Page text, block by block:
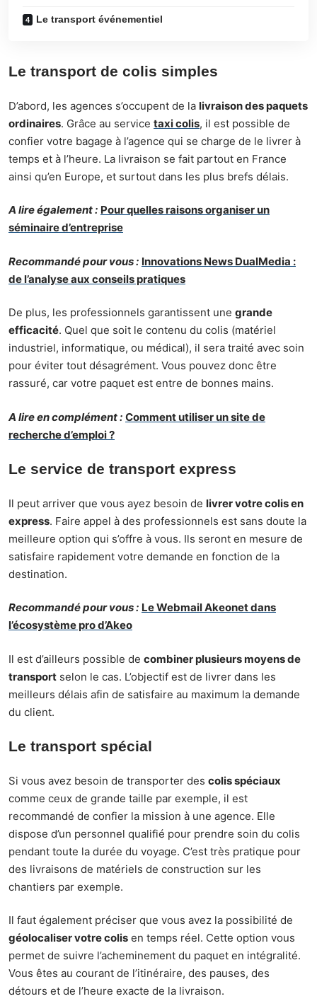
Le transport événementiel
Le transport de colis simples
D’abord, les agences s’occupent de la livraison des paquets
ordinaires. Grâce au service taxi colis, il est possible de
confier votre bagage à l’agence qui se charge de le livrer à
temps et à l’heure. La livraison se fait partout en France
ainsi qu’en Europe, et surtout dans les plus brefs délais.
A lire également : Pour quelles raisons organiser un
séminaire d’entreprise
Recommandé pour vous : Innovations News DualMedia :
de l’analyse aux conseils pratiques
De plus, les professionnels garantissent une grande
efficacité. Quel que soit le contenu du colis (matériel
industriel, informatique, ou médical), il sera traité avec soin
pour éviter tout désagrément. Vous pouvez donc être
rassuré, car votre paquet est entre de bonnes mains.
A lire en complément : Comment utiliser un site de
recherche d’emploi ?
Le service de transport express
Il peut arriver que vous ayez besoin de livrer votre colis en
express. Faire appel à des professionnels est sans doute la
meilleure option qui s’offre à vous. Ils seront en mesure de
satisfaire rapidement votre demande en fonction de la
destination.
Recommandé pour vous : Le Webmail Akeonet dans
l’écosystème pro d’Akeo
Il est d’ailleurs possible de combiner plusieurs moyens de
transport selon le cas. L’objectif est de livrer dans les
meilleurs délais afin de satisfaire au maximum la demande
du client.
Le transport spécial
Si vous avez besoin de transporter des colis spéciaux
comme ceux de grande taille par exemple, il est
recommandé de confier la mission à une agence. Elle
dispose d’un personnel qualifié pour prendre soin du colis
pendant toute la durée du voyage. C’est très pratique pour
des livraisons de matériels de construction sur les
chantiers par exemple.
Il faut également préciser que vous avez la possibilité de
géolocaliser votre colis en temps réel. Cette option vous
permet de suivre l’acheminement du paquet en intégralité.
Vous êtes au courant de l’itinéraire, des pauses, des
détours et de l’heure exacte de la livraison.